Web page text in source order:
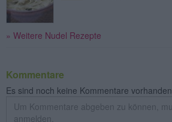
» Weitere Nudel Rezepte
Kommentare
Es sind noch keine Kommentare vorhanden.